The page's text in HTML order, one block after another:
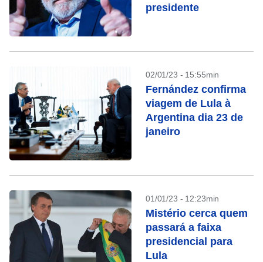
presidente
02/01/23 - 15:55min
Fernández confirma
viagem de Lula à
Argentina dia 23 de
janeiro
01/01/23 - 12:23min
Mistério cerca quem
passará a faixa
presidencial para
Lula